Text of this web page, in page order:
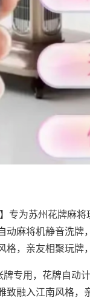
专为苏州花牌麻
动麻将机静音洗牌
，亲友相聚玩牌
专用，花牌自动
融入江南风格，